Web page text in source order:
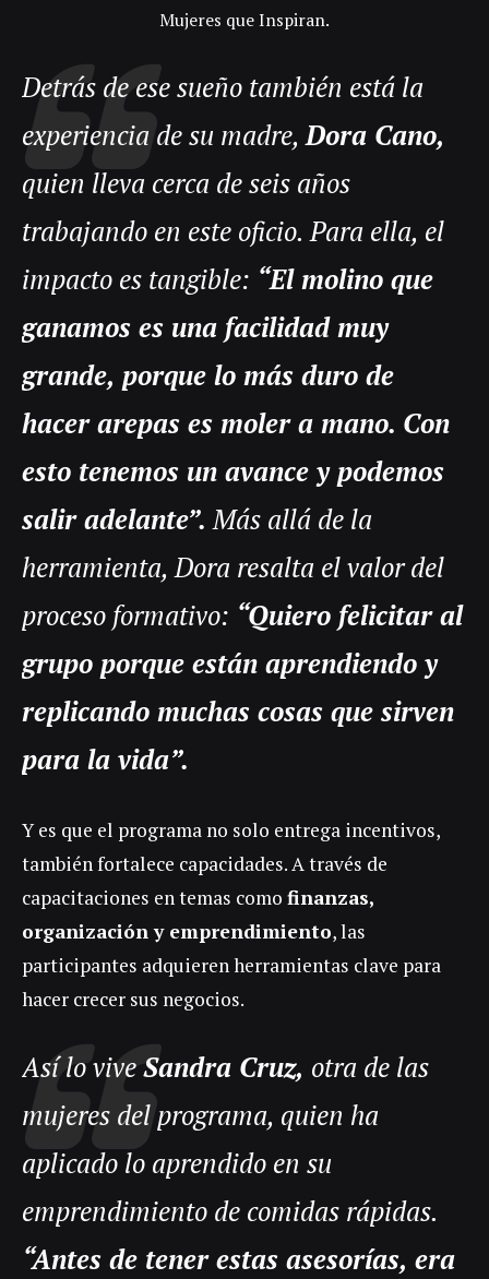
Mujeres que Inspiran.
Detrás de ese sueño también está la
experiencia de su madre,Dora Cano,
quien lleva cerca de seis años
trabajando en este oficio. Para ella, el
impacto es tangible: “El molino que
ganamos es una facilidad muy
grande, porque lo más duro de
hacer arepas es moler a mano. Con
esto tenemos un avance y podemos
salir adelante”. Más allá de la
herramienta, Dora resalta el valor del
proceso formativo: “Quiero felicitar al
grupo porque están aprendiendo y
replicando muchas cosas que sirven
para la vida”.
Y es que el programa no solo entrega incentivos,
también fortalece capacidades. A través de
capacitaciones en temas como finanzas,
organización y emprendimiento, las
participantes adquieren herramientas clave para
hacer crecer sus negocios.
Así lo viveSandra Cruz, otra de las
mujeres del programa, quien ha
aplicado lo aprendido en su
emprendimiento de comidas rápidas.
“Antes de tener estas asesorías, era